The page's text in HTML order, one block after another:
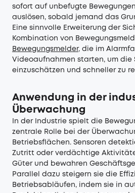
sofort auf unbefugte
auslösen, sobald jemand das
Eine sinnvolle Erweiterung der
Kombination von
Bewegungsmelder, die im
Videoaufnahmen starten, um die
einzuschätzen und schneller zu
Anwendung in der
Überwachung
In der Industrie spielt die
zentrale Rolle bei der
Betriebsflächen. Sensoren
Zutritt oder verdächtige
Güter und bewahren
Parallel dazu steigern sie die
Betriebsabläufen, indem sie in